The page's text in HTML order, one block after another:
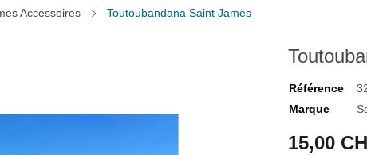
Accessoires Toutoubandana Saint James
Référence
Marque
15,00